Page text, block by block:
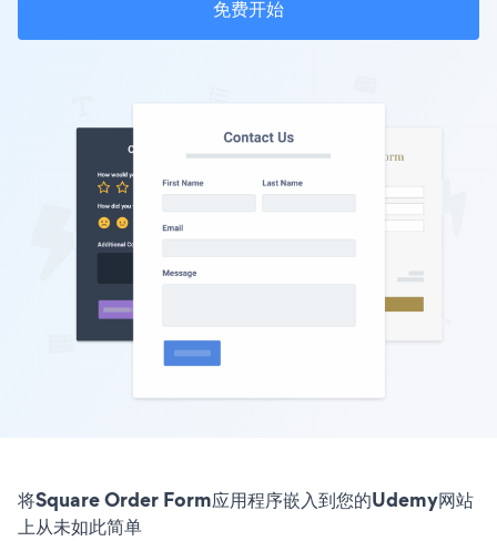
免费开始
将Square Order Form应用程序嵌入到您的Udemy网站
上从未如此简单